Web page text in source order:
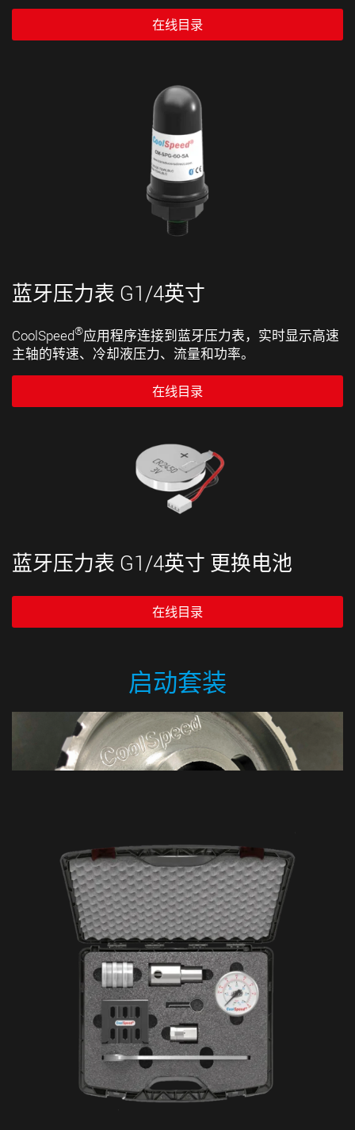
在线目录
蓝牙压力表 G1/4英寸
CoolSpeed®应用程序连接到蓝牙压力表，实时显示高速
主轴的转速、冷却液压力、流量和功率。
在线目录
蓝牙压力表 G1/4英寸 更换电池
在线目录
启动套装